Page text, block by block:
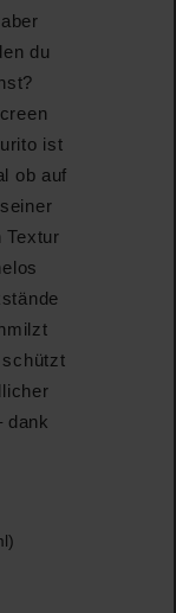
du
ist
ob auf
Textur
dank